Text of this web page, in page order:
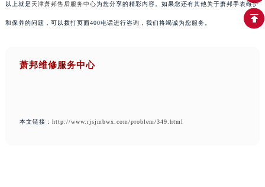
以上就是天津萧邦售后服务中心为您分享的精彩内容。如果您还有其他关于萧邦手表维护
和保养的问题，可以拨打页面400电话进行咨询，我们将竭诚为您服务。
萧邦维修服务中心
本文链接： http://www.rjsjmbwx.com/problem/349.html